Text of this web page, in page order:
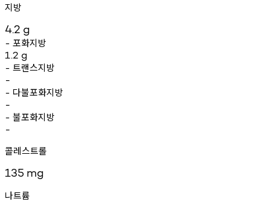
지방
4.2 g
- 포화지방
1.2 g
- 트랜스지방
-
- 다불포화지방
-
- 불포화지방
-
콜레스트롤
135 mg
나트륨